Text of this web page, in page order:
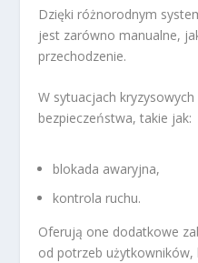
Dzięki różnorodnym
jest zarówno manualne,
przechodzenie.
W sytuacjach
bezpieczeństwa, takie jak:
blokada awaryjna,
kontrola ruchu.
Oferują one dodatkowe
od potrzeb